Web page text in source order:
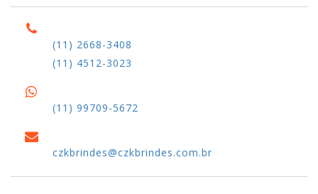
(11) 2668-3408
(11) 4512-3023
(11) 99709-5672
czkbrindes@czkbrindes.com.br